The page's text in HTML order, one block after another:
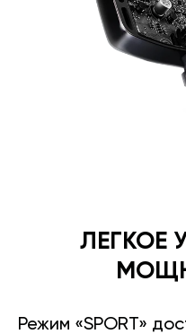
ЛЕГКОЕ
Режим «SPORT»